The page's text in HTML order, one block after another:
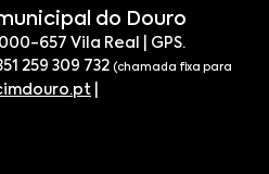
do Douro
657 Vila Real | GPS.
259 309 732 (chamada fixa para